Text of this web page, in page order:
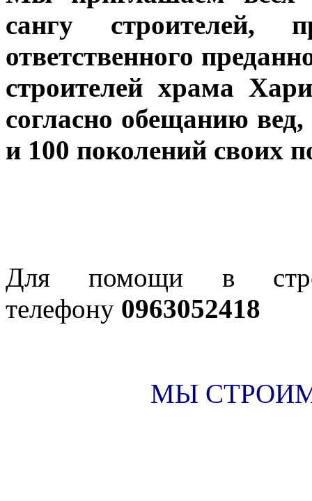
сангу строителей,
ответственного
строителей храма
согласно обещанию
и 100 поколений своих
Для помощи в
телефону 0963052418
МЫ